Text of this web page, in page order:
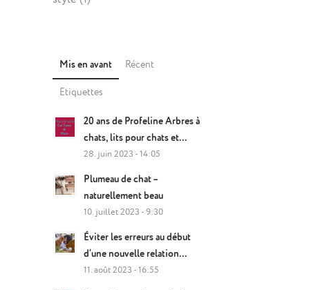
Mis en avant Récent
Etiquettes
20 ans de Profeline Arbres à
chats, lits pour chats et...
28. juin 2023 - 14:05
Plumeau de chat –
naturellement beau
10. juillet 2023 - 9:30
Éviter les erreurs au début
d’une nouvelle relation...
11. août 2023 - 16:55